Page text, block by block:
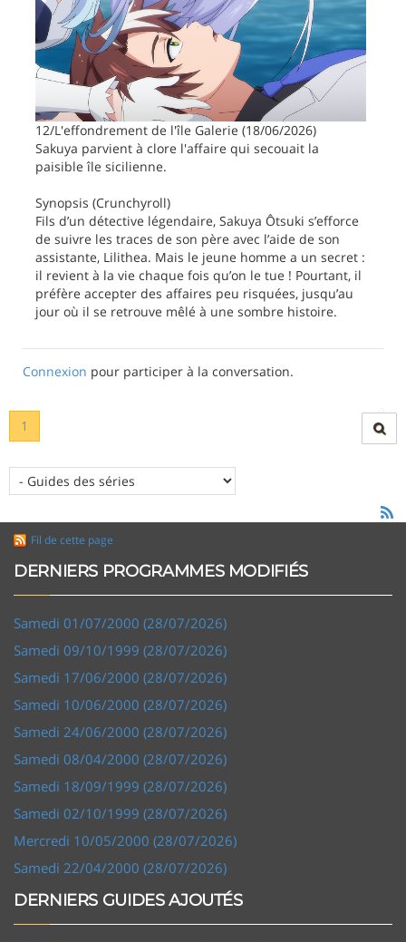
12/L'effondrement de l'île Galerie (18/06/2026)
Sakuya parvient à clore l'affaire qui secouait la
paisible île sicilienne.
Synopsis (Crunchyroll)
Fils d’un détective légendaire, Sakuya Ôtsuki s’efforce
de suivre les traces de son père avec l’aide de son
assistante, Lilithea. Mais le jeune homme a un secret :
il revient à la vie chaque fois qu’on le tue ! Pourtant, il
préfère accepter des affaires peu risquées, jusqu’au
jour où il se retrouve mêlé à une sombre histoire.
Connexion pour participer à la conversation.
1
Fil de cette page
DERNIERS PROGRAMMES MODIFIÉS
Samedi 01/07/2000 (28/07/2026)
Samedi 09/10/1999 (28/07/2026)
Samedi 17/06/2000 (28/07/2026)
Samedi 10/06/2000 (28/07/2026)
Samedi 24/06/2000 (28/07/2026)
Samedi 08/04/2000 (28/07/2026)
Samedi 18/09/1999 (28/07/2026)
Samedi 02/10/1999 (28/07/2026)
Mercredi 10/05/2000 (28/07/2026)
Samedi 22/04/2000 (28/07/2026)
DERNIERS GUIDES AJOUTÉS